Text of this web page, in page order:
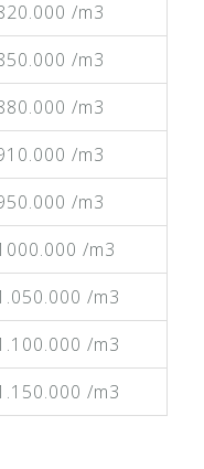
/m3
/m3
/m3
/m3
/m3
/m3
/m3
/m3
/m3